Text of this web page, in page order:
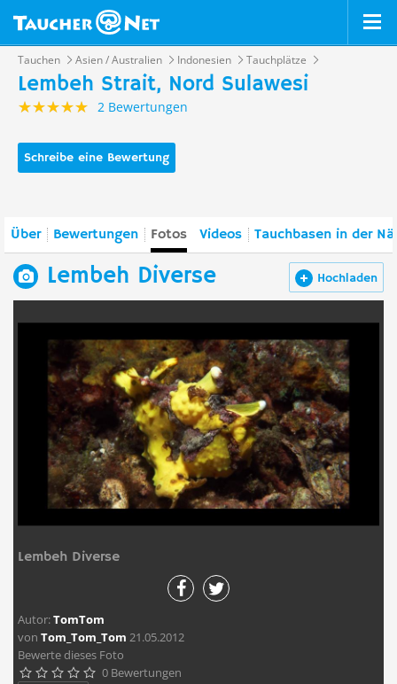
Tauchen Asien / Australien Indonesien Tauchplätze
Lembeh Strait, Nord Sulawesi
2 Bewertungen
Schreibe eine Bewertung
Über Bewertungen Fotos Videos Tauchbasen in der
Hochladen
Lembeh Diverse
Lembeh Diverse
Autor:TomTom
von Tom_Tom_Tom 21.05.2012
Bewerte dieses Foto
     0 Bewertungen